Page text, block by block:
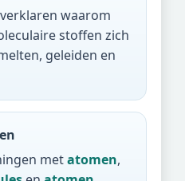
waarom
stoffen zich
geleiden en
metatomen,